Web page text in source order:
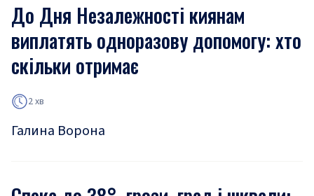
До Дня Незалежності киянам
виплатять одноразову допомогу: хто
скільки отримає
2 хв
Галина Ворона